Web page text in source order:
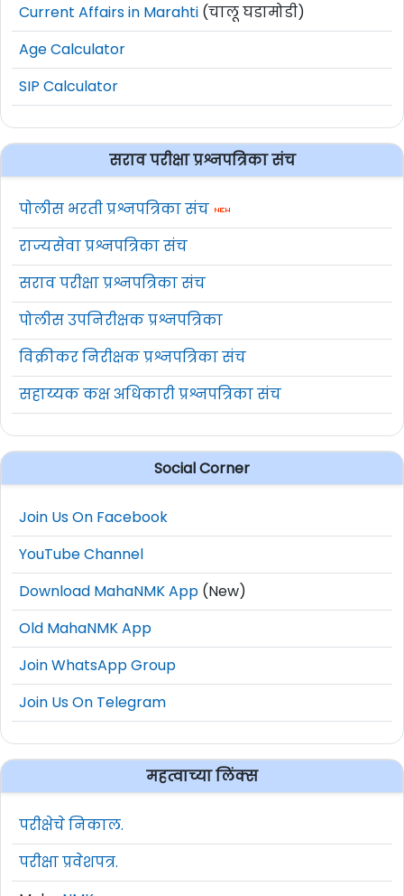
Current Affairs in Marahti (चालू घडामोडी)
Age Calculator
SIP Calculator
सराव परीक्षा प्रश्नपत्रिका संच
पोलीस भरती प्रश्नपत्रिका संच
राज्यसेवा प्रश्नपत्रिका संच
सराव परीक्षा प्रश्नपत्रिका संच
पोलीस उपनिरीक्षक प्रश्नपत्रिका
विक्रीकर निरीक्षक प्रश्नपत्रिका संच
सहाय्यक कक्ष अधिकारी प्रश्नपत्रिका संच
Social Corner
Join Us On Facebook
YouTube Channel
Download MahaNMK App (New)
Old MahaNMK App
Join WhatsApp Group
Join Us On Telegram
महत्वाच्या लिंक्स
परीक्षेचे निकाल.
परीक्षा प्रवेशपत्र.